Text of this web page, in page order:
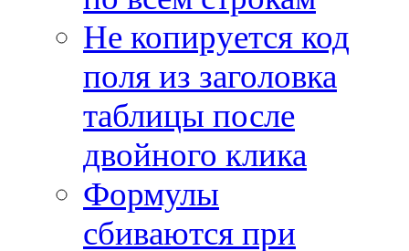
Не копируется код
поля из заголовка
таблицы после
двойного клика
Формулы
сбиваются при